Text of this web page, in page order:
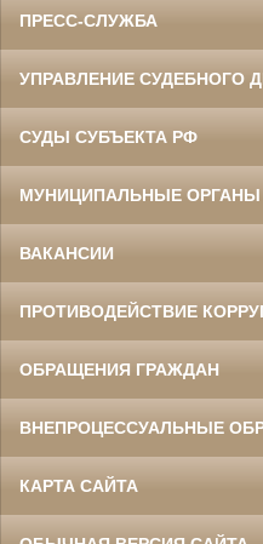
ПРЕСС-СЛУЖБА
УПРАВЛЕНИЕ СУДЕБНОГО
СУДЫ СУБЪЕКТА РФ
МУНИЦИПАЛЬНЫЕ ОРГАНЫ
ВАКАНСИИ
ПРОТИВОДЕЙСТВИЕ
ОБРАЩЕНИЯ ГРАЖДАН
ВНЕПРОЦЕССУАЛЬНЫЕ
КАРТА САЙТА